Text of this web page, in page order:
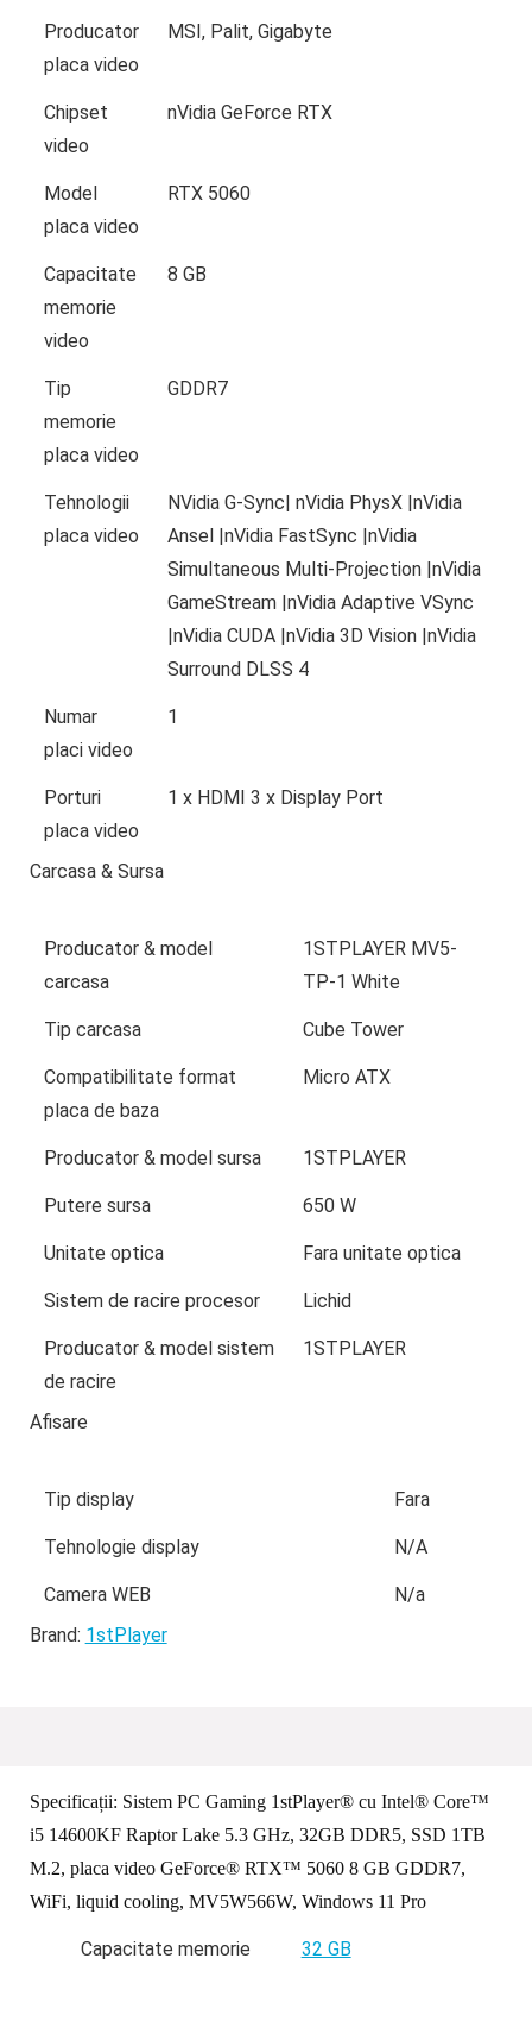
Producator
placa video
MSI, Palit, Gigabyte
Chipset
video
nVidia GeForce RTX
Model
placa video
RTX 5060
Capacitate
memorie
video
8 GB
Tip
memorie
placa video
GDDR7
Tehnologii
placa video
NVidia G-Sync| nVidia PhysX |nVidia
Ansel |nVidia FastSync |nVidia
Simultaneous Multi-Projection |nVidia
GameStream |nVidia Adaptive VSync
|nVidia CUDA |nVidia 3D Vision |nVidia
Surround DLSS 4
Numar
placi video
1
Porturi
placa video
1 x HDMI 3 x Display Port
Carcasa & Sursa
Producator & model
carcasa
1STPLAYER MV5-
TP-1 White
Tip carcasa Cube Tower
Compatibilitate format
placa de baza
Micro ATX
Producator & model sursa 1STPLAYER
Putere sursa 650 W
Unitate optica Fara unitate optica
Sistem de racire procesor Lichid
Producator & model sistem
de racire
1STPLAYER
Afisare
Tip display Fara
Tehnologie display N/A
Camera WEB
N/a
Brand: 1stPlayer
Specificații: Sistem PC Gaming 1stPlayer® cu Intel® Core™
i5 14600KF Raptor Lake 5.3 GHz, 32GB DDR5, SSD 1TB
M.2, placa video GeForce® RTX™ 5060 8 GB GDDR7,
WiFi, liquid cooling, MV5W566W, Windows 11 Pro
Capacitate memorie 32 GB